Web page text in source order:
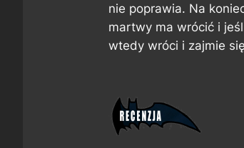
nie poprawia. Na
martwy ma wrócić i
wtedy wróci i zajmie